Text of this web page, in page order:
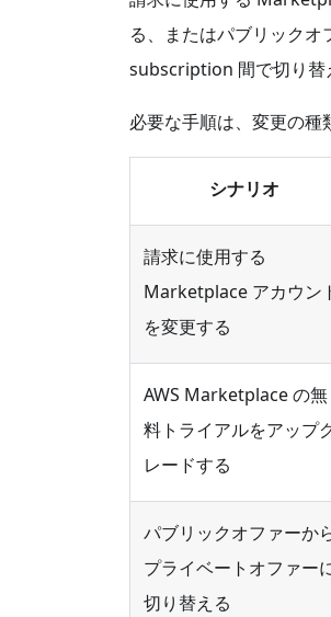
る、またはパブリック
subscription 間で切り替
必要な手順は、変更の種
シナリオ
請求に使用する
Marketplace アカウン
を変更する
AWS Marketplace の無
料トライアルをアップ
レードする
パブリックオファーか
プライベートオファー
切り替える